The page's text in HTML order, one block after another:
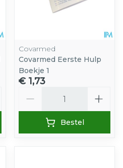
Covarmed
Covarmed Eerste Hulp
Boekje 1
€ 1,73
Bestel